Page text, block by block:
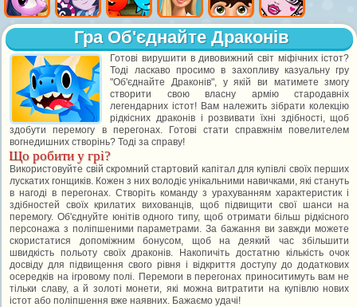
Гра Об'єднайте Драконів
Готові вирушити в дивовижний світ міфічних істот?
Тоді ласкаво просимо в захопливу казуальну гру
"Об'єднайте Драконів", у якій ви матимете змогу
створити свою власну армію стародавніх
легендарних істот! Вам належить зібрати колекцію
рідкісних драконів і розвивати їхні здібності, щоб
здобути перемогу в перегонах. Готові стати справжнім повелителем
вогнедишних створінь? Тоді за справу!
Що робити у грі?
Використовуйте свій скромний стартовий капітал для купівлі своїх перших
лускатих гонщиків. Кожен з них володіє унікальними навичками, які стануть
в нагоді в перегонах. Створіть команду з урахуванням характеристик і
здібностей своїх крилатих вихованців, щоб підвищити свої шанси на
перемогу. Об'єднуйте юнітів одного типу, щоб отримати більш рідкісного
персонажа з поліпшеними параметрами. За бажання ви завжди можете
скористатися допоміжним бонусом, щоб на деякий час збільшити
швидкість польоту своїх драконів. Накопичіть достатню кількість очок
досвіду для підвищення свого рівня і відкриття доступу до додаткових
осередків на ігровому полі. Перемоги в перегонах приноситимуть вам не
тільки славу, а й золоті монети, які можна витратити на купівлю нових
істот або поліпшення вже наявних. Бажаємо удачі!